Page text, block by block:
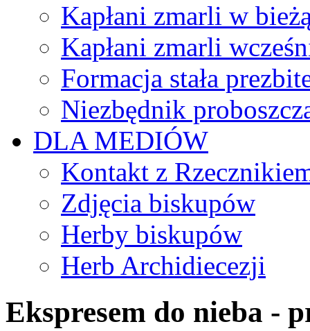
Kapłani zmarli w
Kapłani zmarli
Formacja stała
Niezbędnik
DLA MEDIÓW
Kontakt z
Zdjęcia biskupów
Herby biskupów
Herb Archidiecezji
Ekspresem do nieba -